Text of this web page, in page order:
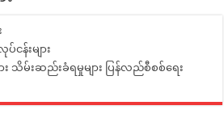
န်းများ
း သိမ်းဆည်းခံရမှုများ ပြန်လည်စီစစ်ရေး